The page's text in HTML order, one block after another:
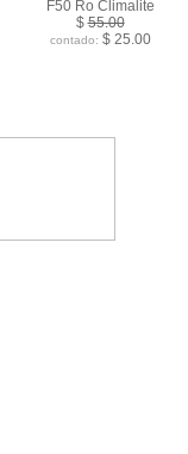
F50 Ro Climalite
$55.00
contado: $ 25.00